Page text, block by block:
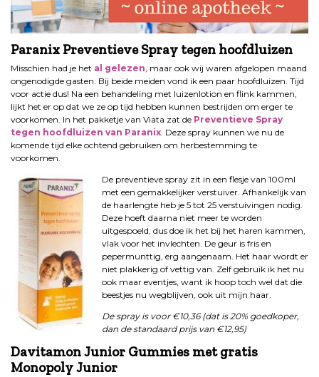
Paranix Preventieve Spray tegen hoofdluizen
Misschien had je het al gelezen, maar ook wij waren afgelopen maand
ongenodigde gasten. Bij beide meiden vond ik een paar hoofdluizen. Tijd
voor actie dus! Na een behandeling met luizenlotion en flink kammen,
lijkt het er op dat we ze op tijd hebben kunnen bestrijden om erger te
voorkomen. In het pakketje van Viata zat de Preventieve Spray
tegen hoofdluizen van Paranix. Deze spray kunnen we nu de
komende tijd elke ochtend gebruiken om herbestemming te
voorkomen.
De preventieve spray zit in een flesje van 100ml
met een gemakkelijker verstuiver. Afhankelijk van
de haarlengte heb je 5 tot 25 verstuivingen nodig.
Deze hoeft daarna niet meer te worden
uitgespoeld, dus doe ik het bij het haren kammen,
vlak voor het invlechten. De geur is fris en
pepermunttig, erg aangenaam. Het haar wordt er
niet plakkerig of vettig van. Zelf gebruik ik het nu
ook maar eventjes, want ik hoop toch wel dat die
beestjes nu wegblijven, ook uit mijn haar.
De spray is voor €10,36 (dat is 20% goedkoper,
dan de standaard prijs van €12,95)
Davitamon Junior Gummies met gratis
Monopoly Junior